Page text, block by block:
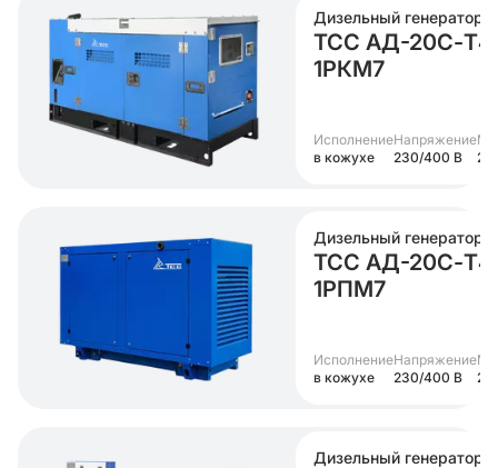
Дизельный генератор
ТСС АД-20С-
1РКМ7
Исполнение
в кожухе
Напряжение
230/400 В
20
Дизельный генератор
ТСС АД-20С-
1РПМ7
Исполнение
в кожухе
Напряжение
230/400 В
20
Дизельный генератор